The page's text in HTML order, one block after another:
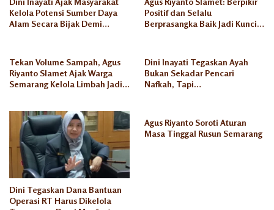
Eco
Enzyme
PKS
Komisi
C
Lingkungan
Bersih
Lingkungan
Sehat
Pasar
Jangli
Pengelolaan
Kelola Potensi Sumber Daya
Alam Secara Bijak Demi
Positif dan Selalu
Berprasangka Baik Jadi Kunci
Tekan Volume Sampah, Agus
Riyanto Slamet Ajak Warga
Semarang Kelola Limbah Jadi
Dini Inayati Tegaskan Ayah
Bukan Sekadar Pencari
Nafkah, Tapi
Dini Tegaskan Dana Bantuan
Operasi RT Harus Dikelola
Agus Riyanto Soroti Aturan
Masa Tinggal Rusun Semarang